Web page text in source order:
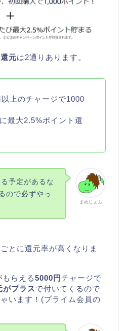
元は2通りあります。
上のチャージで1000
最大2.5%ポイント還
まめじぇふ
予定があるな
ので必ずやっ
とに還元率が高くなりま
らえる5000円チャージで
がプラスで付いてくるので
います！(プライム会員の